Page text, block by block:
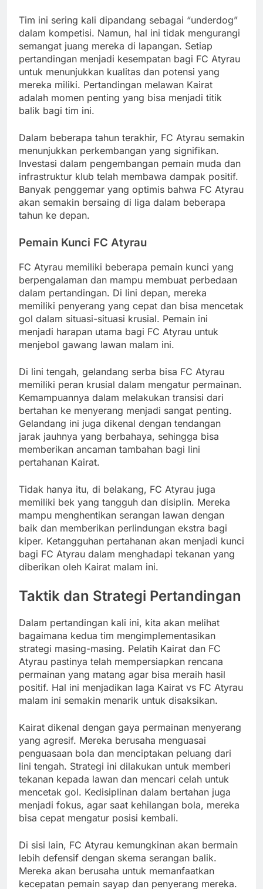
Tim ini sering kali dipandang sebagai “underdog”
dalam kompetisi. Namun, hal ini tidak mengurangi
semangat juang mereka di lapangan. Setiap
pertandingan menjadi kesempatan bagi FC Atyrau
untuk menunjukkan kualitas dan potensi yang
mereka miliki. Pertandingan melawan Kairat
adalah momen penting yang bisa menjadi titik
balik bagi tim ini.
Dalam beberapa tahun terakhir, FC Atyrau semakin
menunjukkan perkembangan yang signifikan.
Investasi dalam pengembangan pemain muda dan
infrastruktur klub telah membawa dampak positif.
Banyak penggemar yang optimis bahwa FC Atyrau
akan semakin bersaing di liga dalam beberapa
tahun ke depan.
Pemain Kunci FC Atyrau
FC Atyrau memiliki beberapa pemain kunci yang
berpengalaman dan mampu membuat perbedaan
dalam pertandingan. Di lini depan, mereka
memiliki penyerang yang cepat dan bisa mencetak
gol dalam situasi-situasi krusial. Pemain ini
menjadi harapan utama bagi FC Atyrau untuk
menjebol gawang lawan malam ini.
Di lini tengah, gelandang serba bisa FC Atyrau
memiliki peran krusial dalam mengatur permainan.
Kemampuannya dalam melakukan transisi dari
bertahan ke menyerang menjadi sangat penting.
Gelandang ini juga dikenal dengan tendangan
jarak jauhnya yang berbahaya, sehingga bisa
memberikan ancaman tambahan bagi lini
pertahanan Kairat.
Tidak hanya itu, di belakang, FC Atyrau juga
memiliki bek yang tangguh dan disiplin. Mereka
mampu menghentikan serangan lawan dengan
baik dan memberikan perlindungan ekstra bagi
kiper. Ketangguhan pertahanan akan menjadi kunci
bagi FC Atyrau dalam menghadapi tekanan yang
diberikan oleh Kairat malam ini.
Taktik dan Strategi Pertandingan
Dalam pertandingan kali ini, kita akan melihat
bagaimana kedua tim mengimplementasikan
strategi masing-masing. Pelatih Kairat dan FC
Atyrau pastinya telah mempersiapkan rencana
permainan yang matang agar bisa meraih hasil
positif. Hal ini menjadikan laga Kairat vs FC Atyrau
malam ini semakin menarik untuk disaksikan.
Kairat dikenal dengan gaya permainan menyerang
yang agresif. Mereka berusaha menguasai
penguasaan bola dan menciptakan peluang dari
lini tengah. Strategi ini dilakukan untuk memberi
tekanan kepada lawan dan mencari celah untuk
mencetak gol. Kedisiplinan dalam bertahan juga
menjadi fokus, agar saat kehilangan bola, mereka
bisa cepat mengatur posisi kembali.
Di sisi lain, FC Atyrau kemungkinan akan bermain
lebih defensif dengan skema serangan balik.
Mereka akan berusaha untuk memanfaatkan
kecepatan pemain sayap dan penyerang mereka.